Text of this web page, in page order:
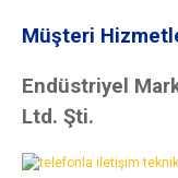
Müşteri
Endüstriyel
Ltd. Şti.